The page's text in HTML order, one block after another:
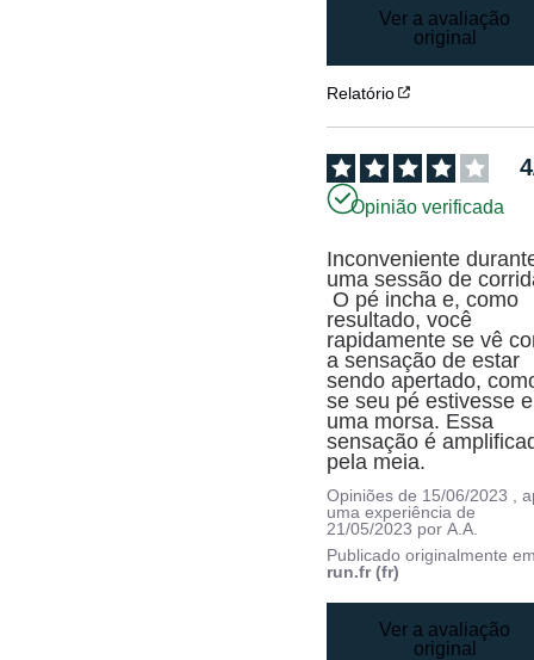
Ver a avaliação
original
Relatório
4
Opinião verificada
Inconveniente
uma sessão de
resultado, você
rapidamente se vê
a sensação de estar
sendo apertado,
se seu pé estivesse
uma morsa. Essa
sensação é
pela meia.
Opiniões de 15/06/2023
,
uma experiência de
21/05/2023 porA.A.
Publicado originalmente
run.fr (fr)
Ver a avaliação
original